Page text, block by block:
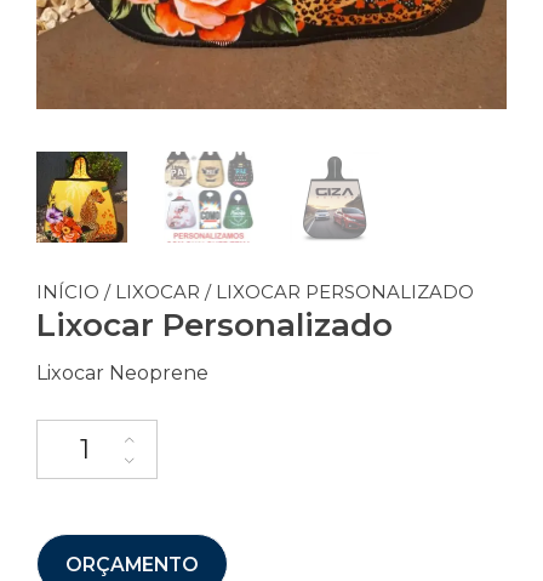
INÍCIO / LIXOCAR / LIXOCAR PERSONALIZADO
Lixocar Personalizado
Lixocar Neoprene
ORÇAMENTO